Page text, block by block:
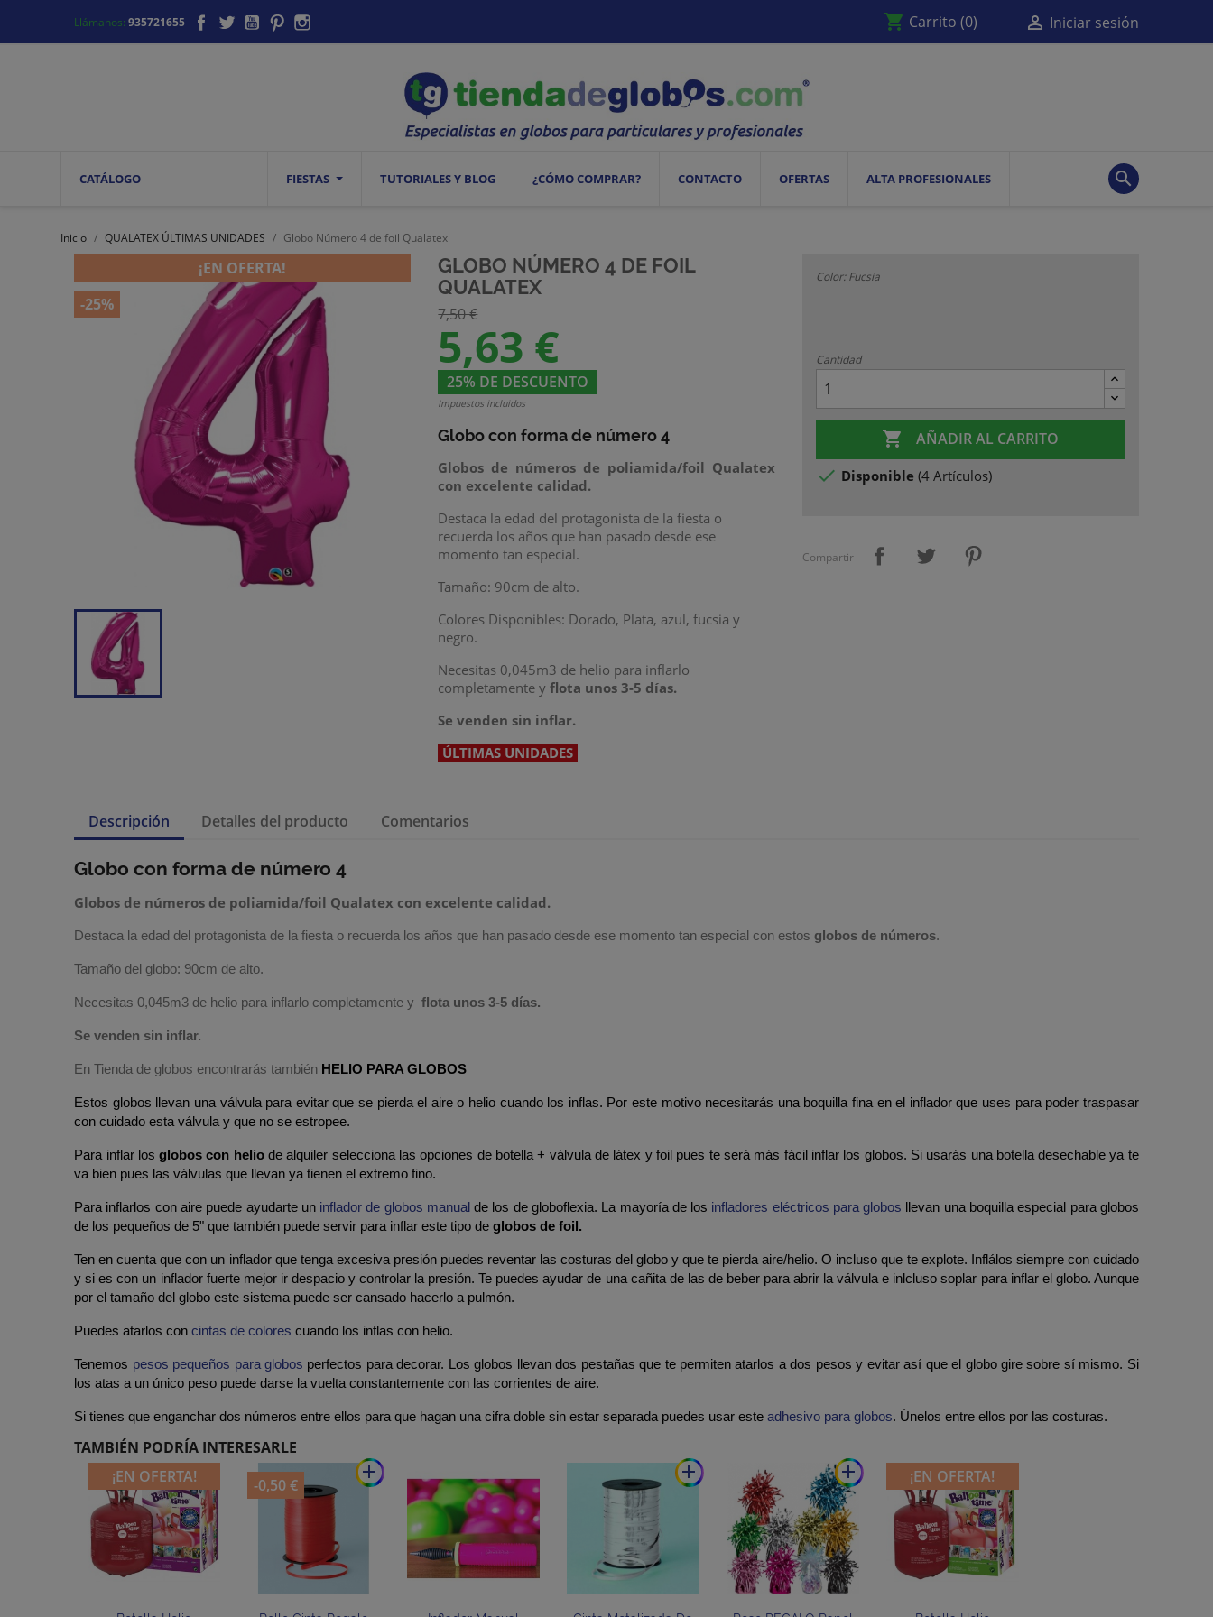
Llámanos:935721655 Facebook
TwitterYouTubePinterest shopping_cart Carrito (0)  Iniciar sesión
CATÁLOGO FIESTAS TUTORIALES Y BLOG ¿CÓMO COMPRAR? CONTACTO OFERTAS ALTA PROFESIONALES 
Inicio QUALATEX ÚLTIMAS UNIDADES Globo Número 4 de foil Qualatex
¡EN OFERTA!
-25%
GLOBO NÚMERO 4 DE FOIL
QUALATEX
7,50 €
5,63 €
25% DE DESCUENTO
Impuestos incluidos
Globo con forma de número 4
Globos de números de poliamida/foil Qualatex
con excelente calidad.
Destaca la edad del protagonista de la fiesta o
recuerda los años que han pasado desde ese
momento tan especial.
Tamaño: 90cm de alto.
Colores Disponibles: Dorado, Plata, azul, fucsia y
negro.
Necesitas 0,045m3 de helio para inflarlo
completamente yflota unos 3-5 días.
Se venden sin inflar.
ÚLTIMAS UNIDADES
Color: Fucsia
Cantidad
 AÑADIR AL CARRITO
 Disponible (4 Artículos)
Compartir
Descripción Detalles del producto Comentarios
Globo con forma de número 4
Globos de números de poliamida/foil Qualatex con excelente calidad.
Destaca la edad del protagonista de la fiesta o recuerda los años que han pasado desde ese momento tan especial con estos globos de números.
Tamaño del globo: 90cm de alto.
Necesitas0,045m3 de helio para inflarlo completamente yflota unos 3-5 días.
Se venden sin inflar.
En Tienda de globos encontrarás también HELIO PARA GLOBOS
Estos globos llevan una válvula para evitar que se pierda el aire o helio cuando los inflas. Por este motivo necesitarás una boquilla fina en el inflador que uses para poder traspasar
con cuidado esta válvula y que no se estropee.
Para inflar losglobos con heliode alquiler selecciona las opciones de botella + válvula de látex y foil pues te será más fácil inflar los globos. Si usarás una botella desechable ya te
va bien pues las válvulas que llevan ya tienen el extremo fino.
Para inflarlos con aire puede ayudarte un inflador de globos manualde los de globoflexia. La mayoría de los infladores eléctricos para globos llevan una boquilla especial para globos
de los pequeños de 5" que también puede servir para inflar este tipo deglobos de foil.
Ten en cuenta que con un inflador que tenga excesiva presión puedes reventar las costuras del globo y que te pierda aire/helio. O incluso que te explote. Inflálos siempre con cuidado
y si es con un inflador fuerte mejor ir despacio y controlar la presión. Te puedes ayudar de una cañita de las de beber para abrir la válvula e inlcluso soplar para inflar el globo. Aunque
por el tamaño del globo este sistema puede ser cansado hacerlo a pulmón.
Puedes atarlos concintas de colores cuando los inflas con helio.
Tenemos pesos pequeños para globos perfectos para decorar. Los globos llevan dos pestañas que te permiten atarlos a dos pesos y evitar así que el globo gire sobre sí mismo. Si
los atas a un único peso puede darse la vuelta constantemente con las corrientes de aire.
Si tienes que enganchar dos números entre ellos para que hagan una cifra doble sin estar separada puedes usar esteadhesivo para globos. Únelos entre ellos por las costuras.
TAMBIÉN PODRÍA INTERESARLE
¡EN OFERTA! add
-0,50 €
add add ¡EN OFERTA!